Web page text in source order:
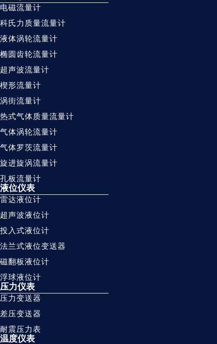
电磁流量计
科氏力质量流量计
液体涡轮流量计
椭圆齿轮流量计
超声波流量计
楔形流量计
涡街流量计
热式气体质量流量计
气体涡轮流量计
气体罗茨流量计
旋进旋涡流量计
孔板流量计
液位仪表
雷达液位计
超声波液位计
投入式液位计
法兰式液位变送器
磁翻板液位计
浮球液位计
压力仪表
压力变送器
差压变送器
耐震压力表
温度仪表